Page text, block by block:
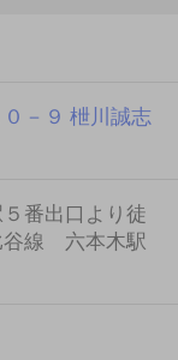
－９ 枻川誠志
番出口より徒
谷線 六本木駅